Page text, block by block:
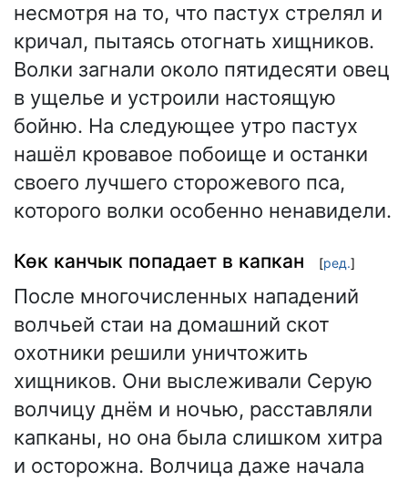
несмотря на то, что пастух стрелял и
кричал, пытаясь отогнать хищников.
Волки загнали около пятидесяти овец
в ущелье и устроили настоящую
бойню. На следующее утро пастух
нашёл кровавое побоище и останки
своего лучшего сторожевого пса,
которого волки особенно ненавидели.
Көк канчык попадает в капкан [ред.]
После многочисленных нападений
волчьей стаи на домашний скот
охотники решили уничтожить
хищников. Они выслеживали Серую
волчицу днём и ночью, расставляли
капканы, но она была слишком хитра
и осторожна. Волчица даже начала